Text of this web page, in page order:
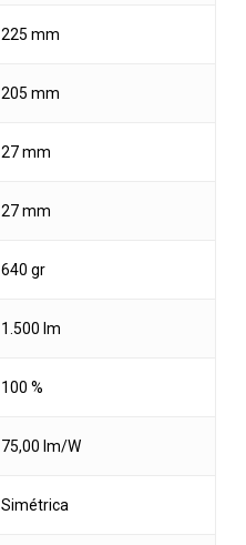
225 mm
205 mm
27 mm
27 mm
640 gr
1.500 lm
100 %
75,00 lm/W
Simétrica